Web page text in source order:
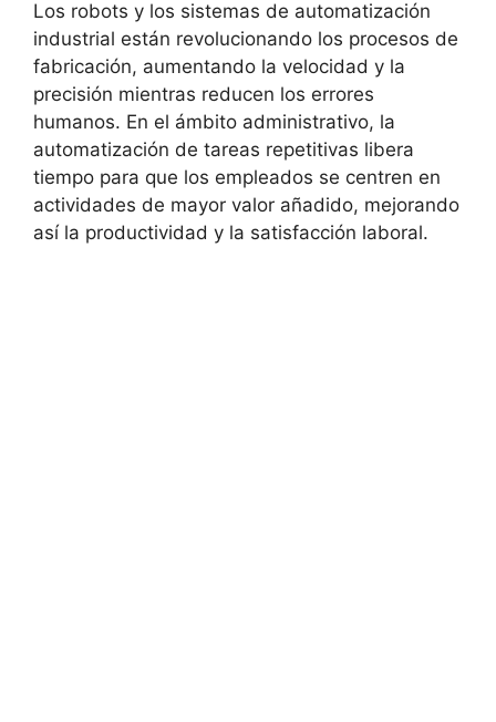
Los robots y los sistemas de automatización
industrial están revolucionando los procesos de
fabricación, aumentando la velocidad y la
precisión mientras reducen los errores
humanos. En el ámbito administrativo, la
automatización de tareas repetitivas libera
tiempo para que los empleados se centren en
actividades de mayor valor añadido, mejorando
así la productividad y la satisfacción laboral.